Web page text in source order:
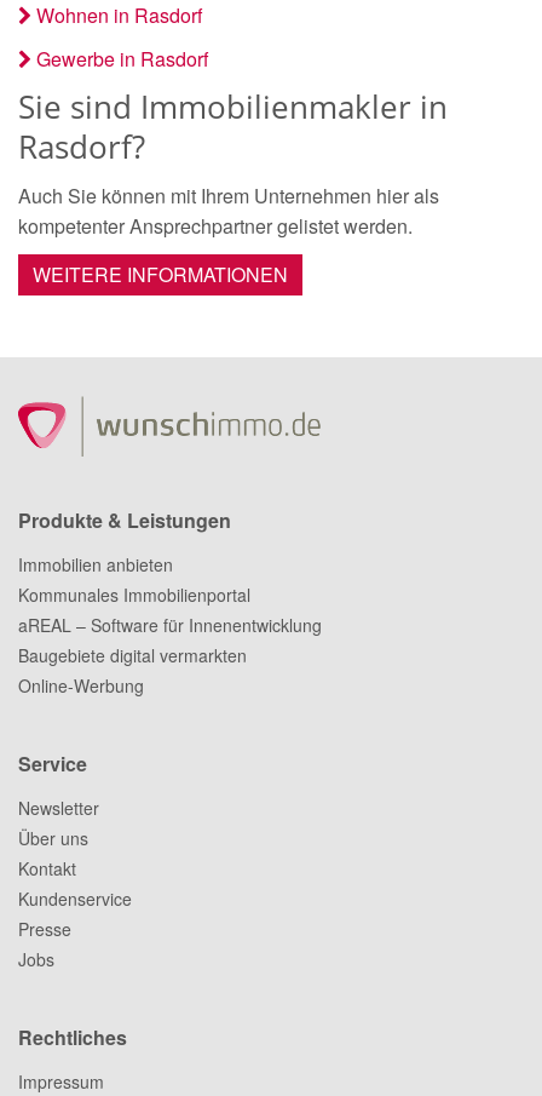
Wohnen in Rasdorf
Gewerbe in Rasdorf
Sie sind Immobilienmakler in
Rasdorf?
Auch Sie können mit Ihrem Unternehmen hier als
kompetenter Ansprechpartner gelistet werden.
WEITERE INFORMATIONEN
Produkte & Leistungen
Immobilien anbieten
Kommunales Immobilienportal
aREAL – Software für Innenentwicklung
Baugebiete digital vermarkten
Online-Werbung
Service
Newsletter
Über uns
Kontakt
Kundenservice
Presse
Jobs
Rechtliches
Impressum